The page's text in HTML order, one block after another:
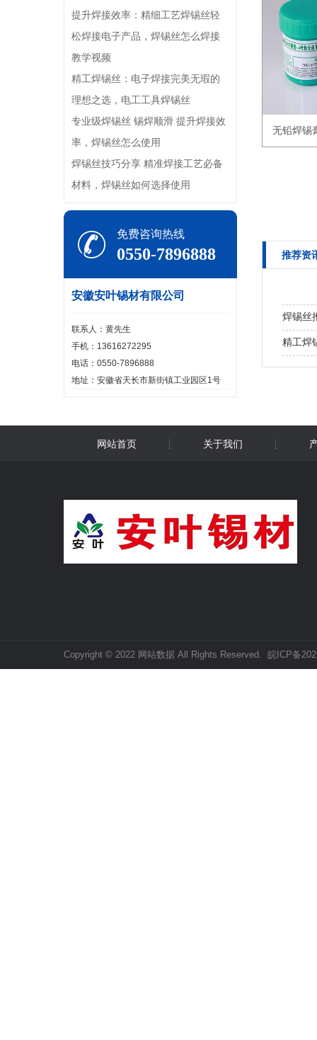
提升焊接效率：精细工艺焊锡丝轻
松焊接电子产品，焊锡丝怎么焊接
教学视频
精工焊锡丝：电子焊接完美无瑕的
理想之选，电工工具焊锡丝
专业级焊锡丝 锡焊顺滑 提升焊接效
率，焊锡丝怎么使用
焊锡丝技巧分享 精准焊接工艺必备
材料，焊锡丝如何选择使用
免费咨询热线
0550-7896888
安徽安叶锡材有限公司
联系人：黄先生
手机：13616272295
电话：0550-7896888
地址：安徽省天长市新街镇工业园区1号
无铅焊锡
推荐资
焊锡丝
精工焊
焊锡丝
网站首页 关于我们
Copyright © 2022 网站数据 All Rights Reserved. 皖ICP备